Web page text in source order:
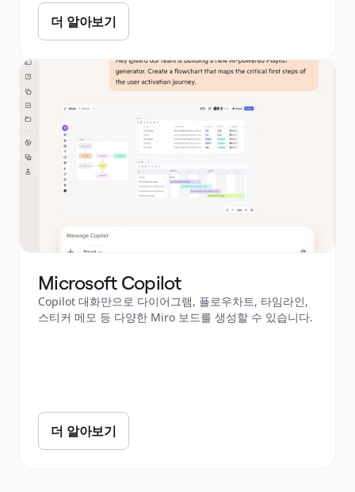
더 알아보기
Microsoft Copilot
Copilot 대화만으로 다이어그램, 플로우차트, 타임라인,
스티커 메모 등 다양한 Miro 보드를 생성할 수 있습니다.
더 알아보기